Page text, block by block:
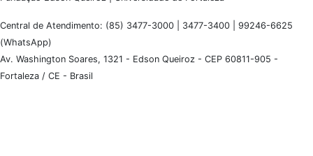
Central de Atendimento: (85) 3477-3000 | 3477-3400 | 99246-6625
(WhatsApp)
Av. Washington Soares, 1321 - Edson Queiroz - CEP 60811-905 -
Fortaleza / CE - Brasil